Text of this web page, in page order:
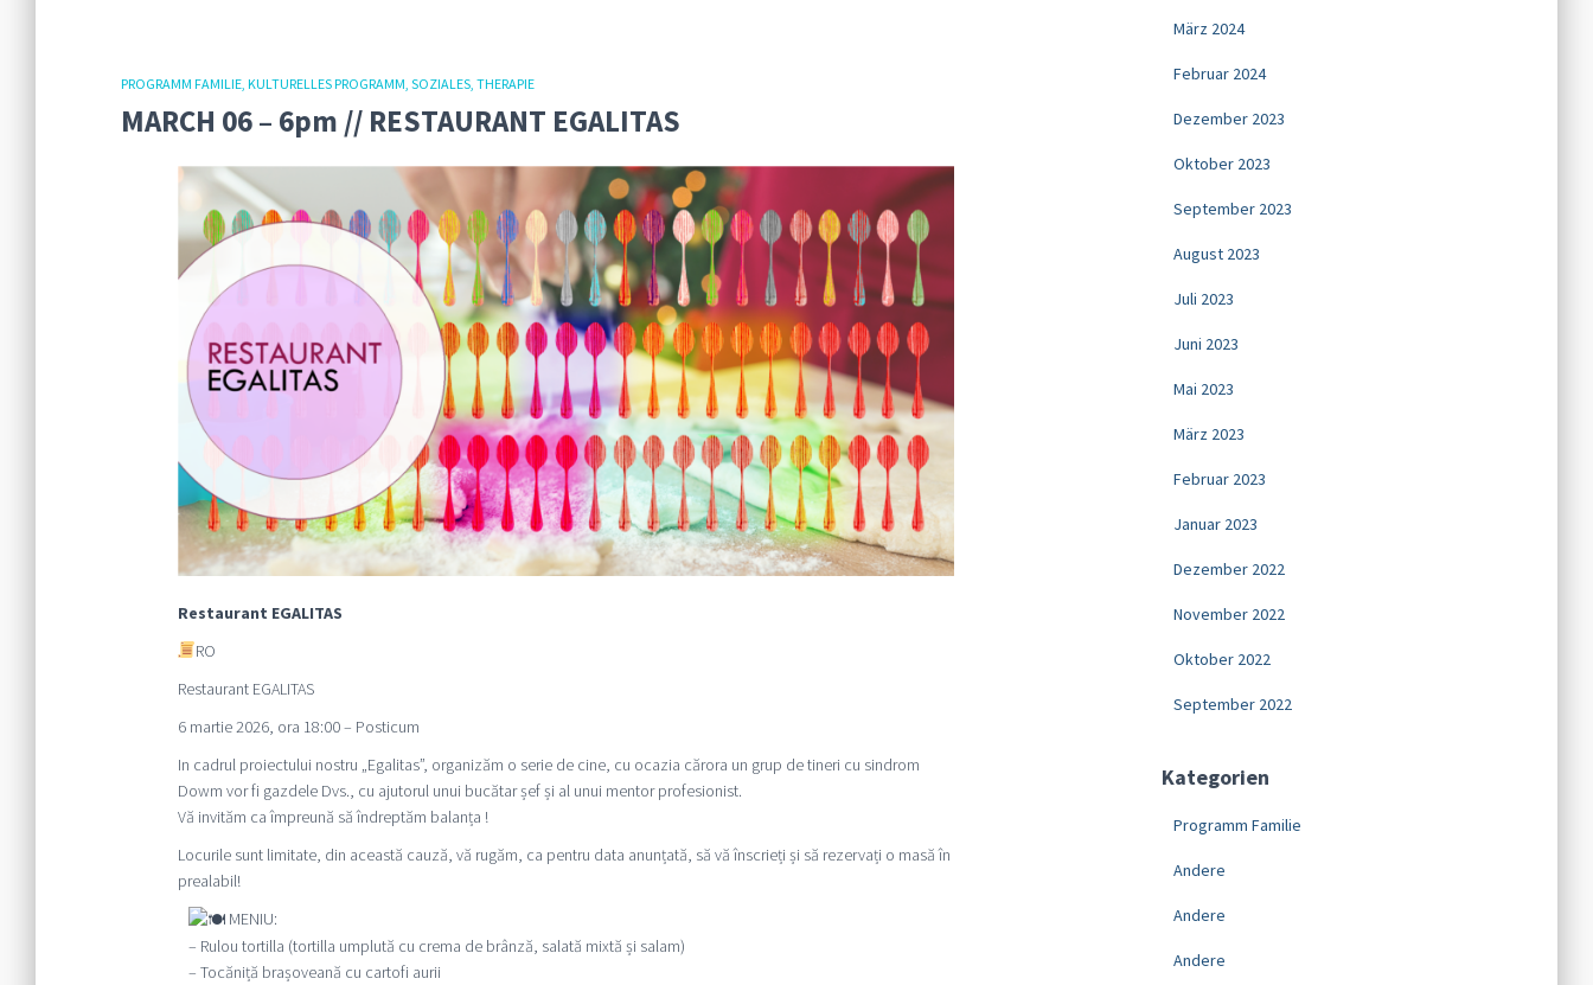
PROGRAMM FAMILIE KULTURELLES PROGRAMM SOZIALES THERAPIE
MARCH 06 – 6pm // RESTAURANT EGALITAS
Restaurant EGALITAS
RO
Restaurant EGALITAS
6 martie 2026, ora 18:00 – Posticum
In cadrul proiectului nostru „Egalitas”, organizăm o serie de cine, cu ocazia cărora un grup de tineri cu sindrom
Dowm vor fi gazdele Dvs., cu ajutorul unui bucătar șef și al unui mentor profesionist.
Vă invităm ca împreună să îndreptăm balanța !
Locurile sunt limitate, din această cauză, vă rugăm, ca pentru data anunțată, să vă înscrieți și să rezervați o masă în
prealabil!
MENIU:
– Rulou tortilla (tortilla umplută cu crema de brânză, salată mixtă și salam)
– Tocăniță brașoveană cu cartofi aurii
März 2024
Februar 2024
Dezember 2023
Oktober 2023
September 2023
August 2023
Juli 2023
Juni 2023
Mai 2023
März 2023
Februar 2023
Januar 2023
Dezember 2022
November 2022
Oktober 2022
September 2022
Kategorien
Programm Familie
Andere
Andere
Andere